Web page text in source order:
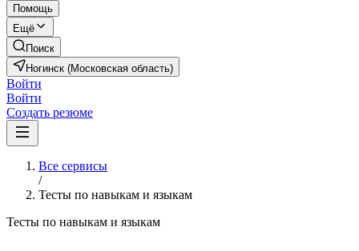
Помощь
Ещё
Поиск
Ногинск (Московская область)
Войти
Войти
Создать резюме
Все сервисы
/
Тесты по навыкам и языкам
Тесты по навыкам и языкам